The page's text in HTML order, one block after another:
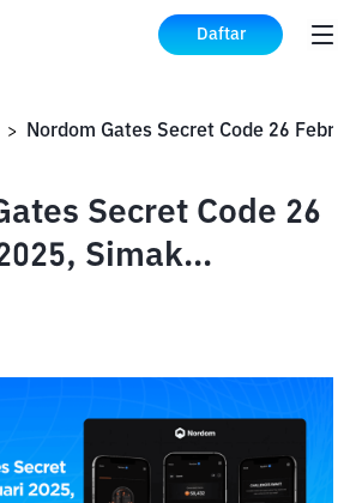
Daftar
>
Secret Code 26
Simak